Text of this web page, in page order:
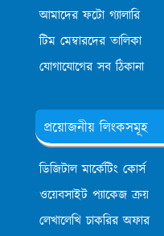
আমাদের ফটো গ্যালারি
টিম মেম্বারদের তালিকা
যোগাযোগের সব ঠিকানা
প্রয়োজনীয় লিংকসমূহ
ডিজিটাল মার্কেটিং কোর্স
ওয়েবসাইট প্যাকেজ ক্রয়
লেখালেখি চাকরির অফার